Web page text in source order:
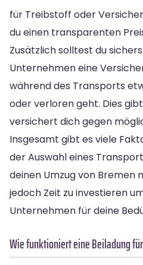
für Treibstoff oder
du einen transparenten
Zusätzlich solltest du
Unternehmen eine
während des Transports
oder verloren geht. Dies
versichert dich gegen
Insgesamt gibt es viele
der Auswahl eines
deinen Umzug von Bremen
jedoch Zeit zu investieren
Unternehmen für deine
Wie funktioniert eine Beiladung